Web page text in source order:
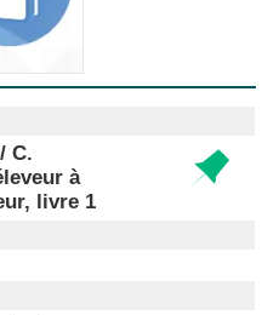
C.
à
livre 1